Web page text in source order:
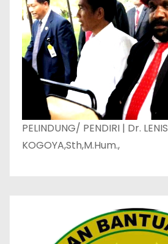
PELINDUNG/ PENDIRI | Dr. LENIS
KOGOYA,Sth,M.Hum.,